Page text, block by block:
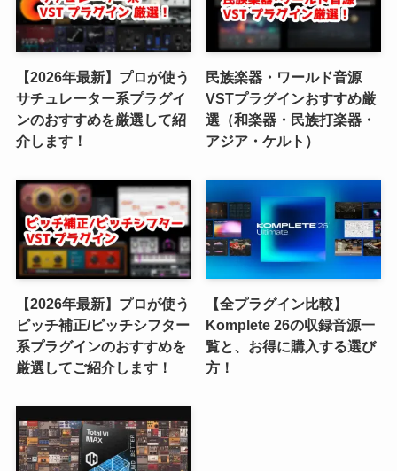
【2026年最新】プロが使う
サチュレーター系プラグイ
ンのおすすめを厳選して紹
介します！
民族楽器・ワールド音源
VSTプラグインおすすめ厳
選（和楽器・民族打楽器・
アジア・ケルト）
【2026年最新】プロが使う
ピッチ補正/ピッチシフター
系プラグインのおすすめを
厳選してご紹介します！
【全プラグイン比較】
Komplete 26の収録音源一
覧と、お得に購入する選び
方！